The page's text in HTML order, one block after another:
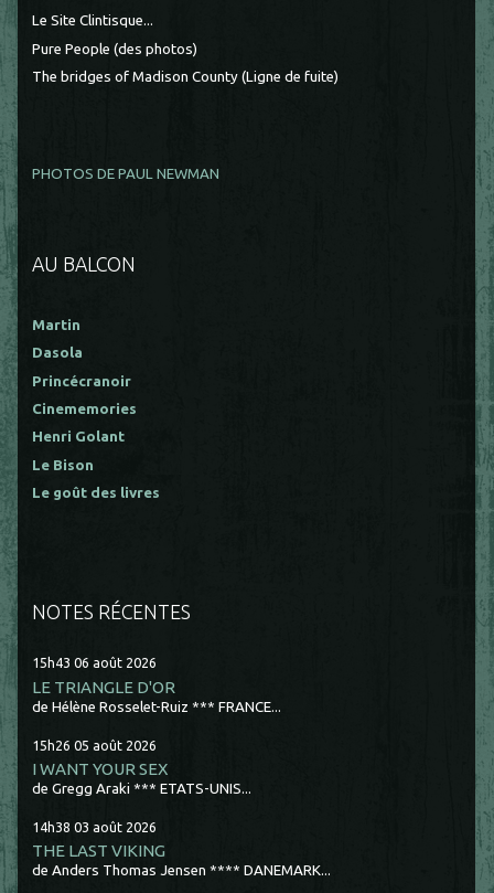
Le Site Clintisque...
Pure People (des photos)
The bridges of Madison County (Ligne de fuite)
PHOTOS DE PAUL NEWMAN
AU BALCON
Martin
Dasola
Princécranoir
Cinememories
Henri Golant
Le Bison
Le goût des livres
NOTES RÉCENTES
15h43 06 août 2026
LE TRIANGLE D'OR
de Hélène Rosselet-Ruiz *** FRANCE...
15h26 05 août 2026
I WANT YOUR SEX
de Gregg Araki *** ETATS-UNIS...
14h38 03 août 2026
THE LAST VIKING
de Anders Thomas Jensen **** DANEMARK...